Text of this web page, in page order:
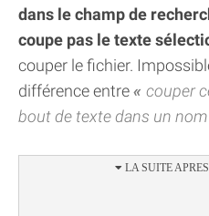
dans le champ de
coupe pas le texte
couper le fichier.
différence entre
couper
bout de texte dans un